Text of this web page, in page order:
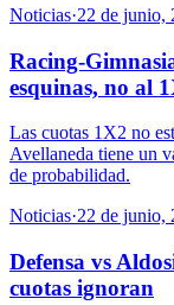
Noticias·22 de junio,
Racing-
esquinas, no al
Las cuotas 1X2 no
Avellaneda tiene un
de probabilidad.
Noticias·22 de junio,
Defensa vs
cuotas ignoran